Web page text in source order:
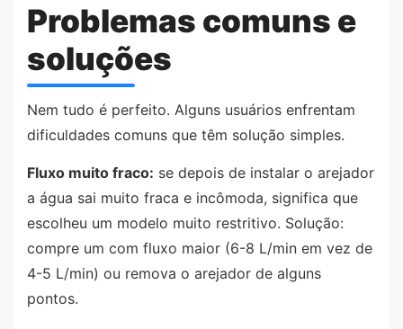
Problemas comuns e
soluções
Nem tudo é perfeito. Alguns usuários enfrentam
dificuldades comuns que têm solução simples.
Fluxo muito fraco: se depois de instalar o arejador
a água sai muito fraca e incômoda, significa que
escolheu um modelo muito restritivo. Solução:
compre um com fluxo maior (6-8 L/min em vez de
4-5 L/min) ou remova o arejador de alguns
pontos.